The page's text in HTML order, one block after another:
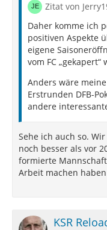
Zitat von
Daher komme ich
positiven Aspekte
eigene
vom FC „gekapert“
Anders wäre
Erstrunden DFB-
andere
Sehe ich auch so.
noch besser als vor
formierte
Arbeit machen
KSR